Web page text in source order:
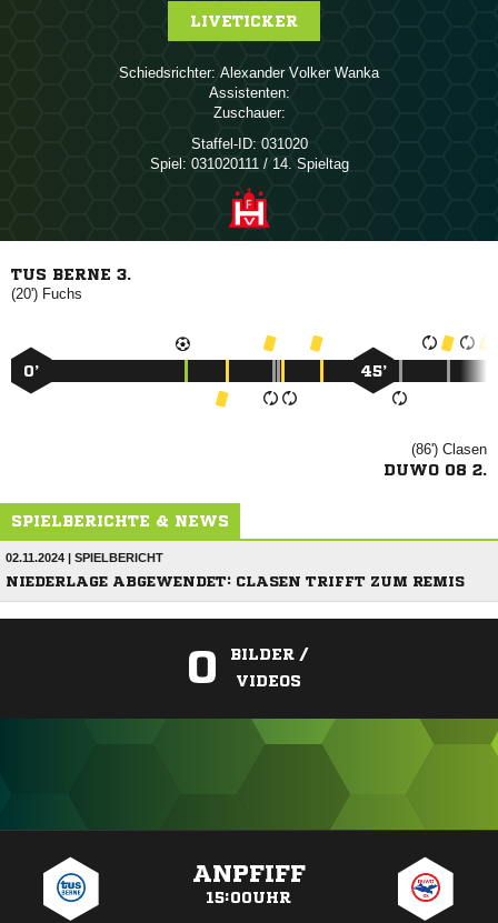
LIVETICKER
Schiedsrichter:   
Assistenten:
Zuschauer:
Staffel-ID: 031020
Spiel: 031020111 / 14. Spieltag
TUS BERNE 3.
(20') 
0’ 45’
(86') 
DUWO 08 2.
SPIELBERICHTE & NEWS
02.11.2024 | SPIELBERICHT
NIEDERLAGE ABGEWENDET: CLASEN TRIFFT ZUM REMIS
0
BILDER /
VIDEOS
ANPFIFF
15:00UHR